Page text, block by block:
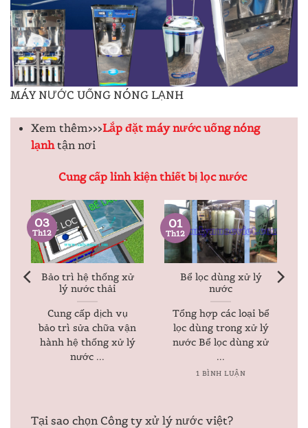
MÁY NƯỚC UỐNG NÓNG LẠNH
Xem thêm>>>Lắp đặt máy nước uống nóng
lạnhtận nơi
Cung cấp linh kiện thiết bị lọc nước
Bảo trì hệ thống xử
lý nước thải
Cung cấp dịch vụ
bảo trì sửa chữa vận
hành hệ thống xử lý
nước ...
03
Th12
Bể lọc dùng xử lý
nước
Tổng hợp các loại bể
lọc dùng trong xử lý
nước Bể lọc dùng xử
...
1 BÌNH LUẬN
01
Th12
Tại sao chọn Công ty xử lý nước việt?